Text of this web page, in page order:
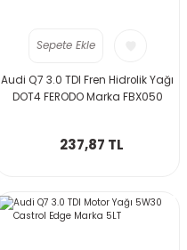
Sepete Ekle
Audi Q7 3.0 TDI Fren Hidrolik Yağı
DOT4 FERODO Marka FBX050
237,87 TL